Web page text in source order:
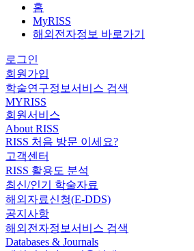
홈
MyRISS
해외전자정보 바로가기
로그인
회원가입
학술연구정보서비스 검색
MYRISS
회원서비스
About RISS
RISS 처음 방문 이세요?
고객센터
RISS 활용도 분석
최신/인기 학술자료
해외자료신청(E-DDS)
공지사항
해외전자정보서비스 검색
Databases & Journals